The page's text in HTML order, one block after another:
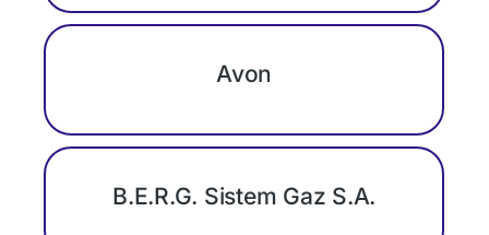
Avon
B.E.R.G. Sistem Gaz S.A.